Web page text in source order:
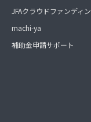
JFAクラウドファンディ
machi-ya
補助金申請サポート